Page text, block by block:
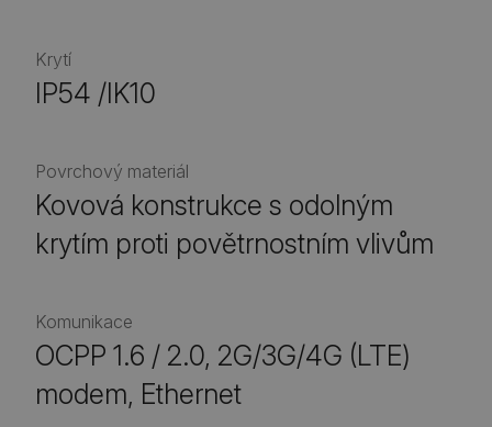
Krytí
IP54 /IK10
Povrchový materiál
Kovová konstrukce s odolným
krytím proti povětrnostním vlivům
Komunikace
OCPP 1.6 / 2.0, 2G/3G/4G (LTE)
modem, Ethernet